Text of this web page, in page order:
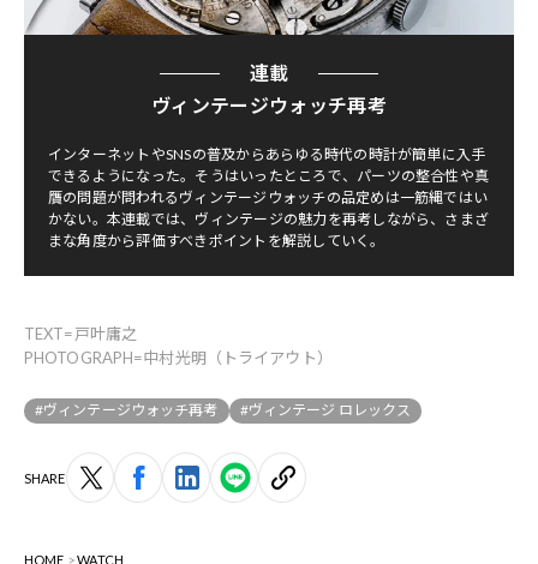
連載
ヴィンテージウォッチ再考
インターネットやSNSの普及からあらゆる時代の時計が簡単に入手
できるようになった。そうはいったところで、パーツの整合性や真
贋の問題が問われるヴィンテージウォッチの品定めは一筋縄ではい
かない。本連載では、ヴィンテージの魅力を再考しながら、さまざ
まな角度から評価すべきポイントを解説していく。
TEXT=戸叶庸之
PHOTOGRAPH=中村光明（トライアウト）
#ヴィンテージウォッチ再考 #ヴィンテージ ロレックス
SHARE
HOME
WATCH